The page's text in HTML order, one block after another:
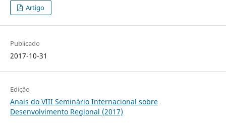
Artigo
Publicado
2017-10-31
Edição
Anais do VIII Seminário Internacional sobre
Desenvolvimento Regional (2017)